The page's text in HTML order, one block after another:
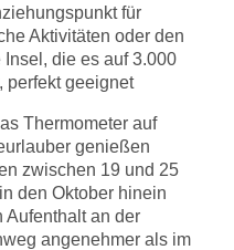
für
Aktivitäten oder den
die es auf 3.000
perfekt geeignet
Thermometer auf
genießen
zwischen 19 und 25
den Oktober hinein
Aufenthalt an der
angenehmer als im